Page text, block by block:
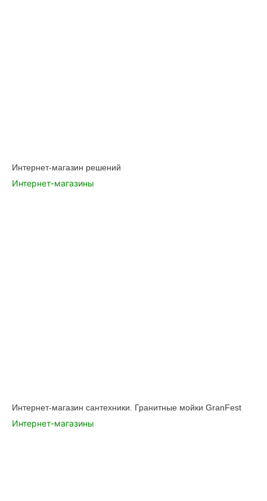
Интернет-магазин решений
Интернет-магазины
Интернет-магазин сантехники. Гранитные мойки GranFest
Интернет-магазины